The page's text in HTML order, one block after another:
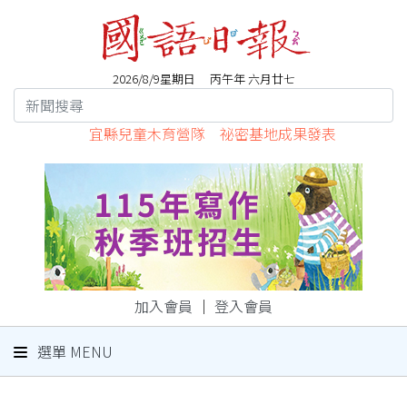
2026/8/9星期日 丙午年 六月廿七
宜縣兒童木育營隊 祕密基地成果發表
加入會員 ｜ 登入會員
選單 MENU